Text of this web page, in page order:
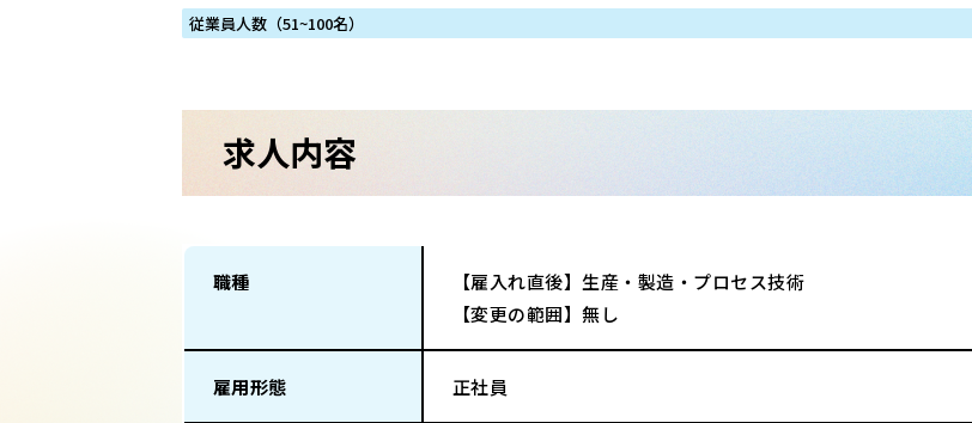
従業員人数（51~100名）
求人内容
職種
【雇入れ直後】生産・製造・プロセス技術
【変更の範囲】無し
雇用形態 正社員